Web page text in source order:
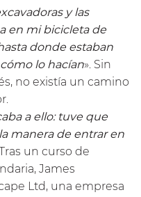
y las
en mi bicicleta de
donde estaban
lo hacían». Sin
no existía un camino
a ello: tuve que
manera de entrar en
un curso de
James
Ltd, una empresa